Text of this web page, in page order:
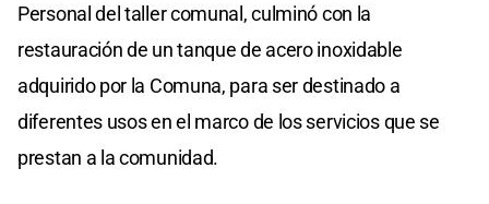
Personal del taller comunal, culminó con la
restauración de un tanque de acero inoxidable
adquirido por la Comuna, para ser destinado a
diferentes usos en el marco de los servicios que se
prestan a la comunidad.